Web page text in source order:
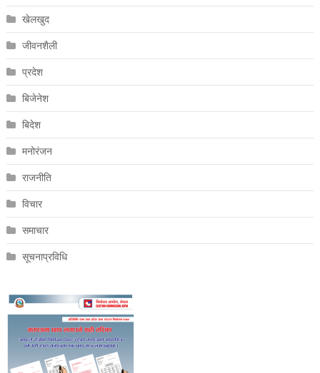
खेलखुद
जीवनशैली
प्रदेश
बिजेनेश
बिदेश
मनोरंजन
राजनीति
विचार
समाचार
सूचनाप्रविधि